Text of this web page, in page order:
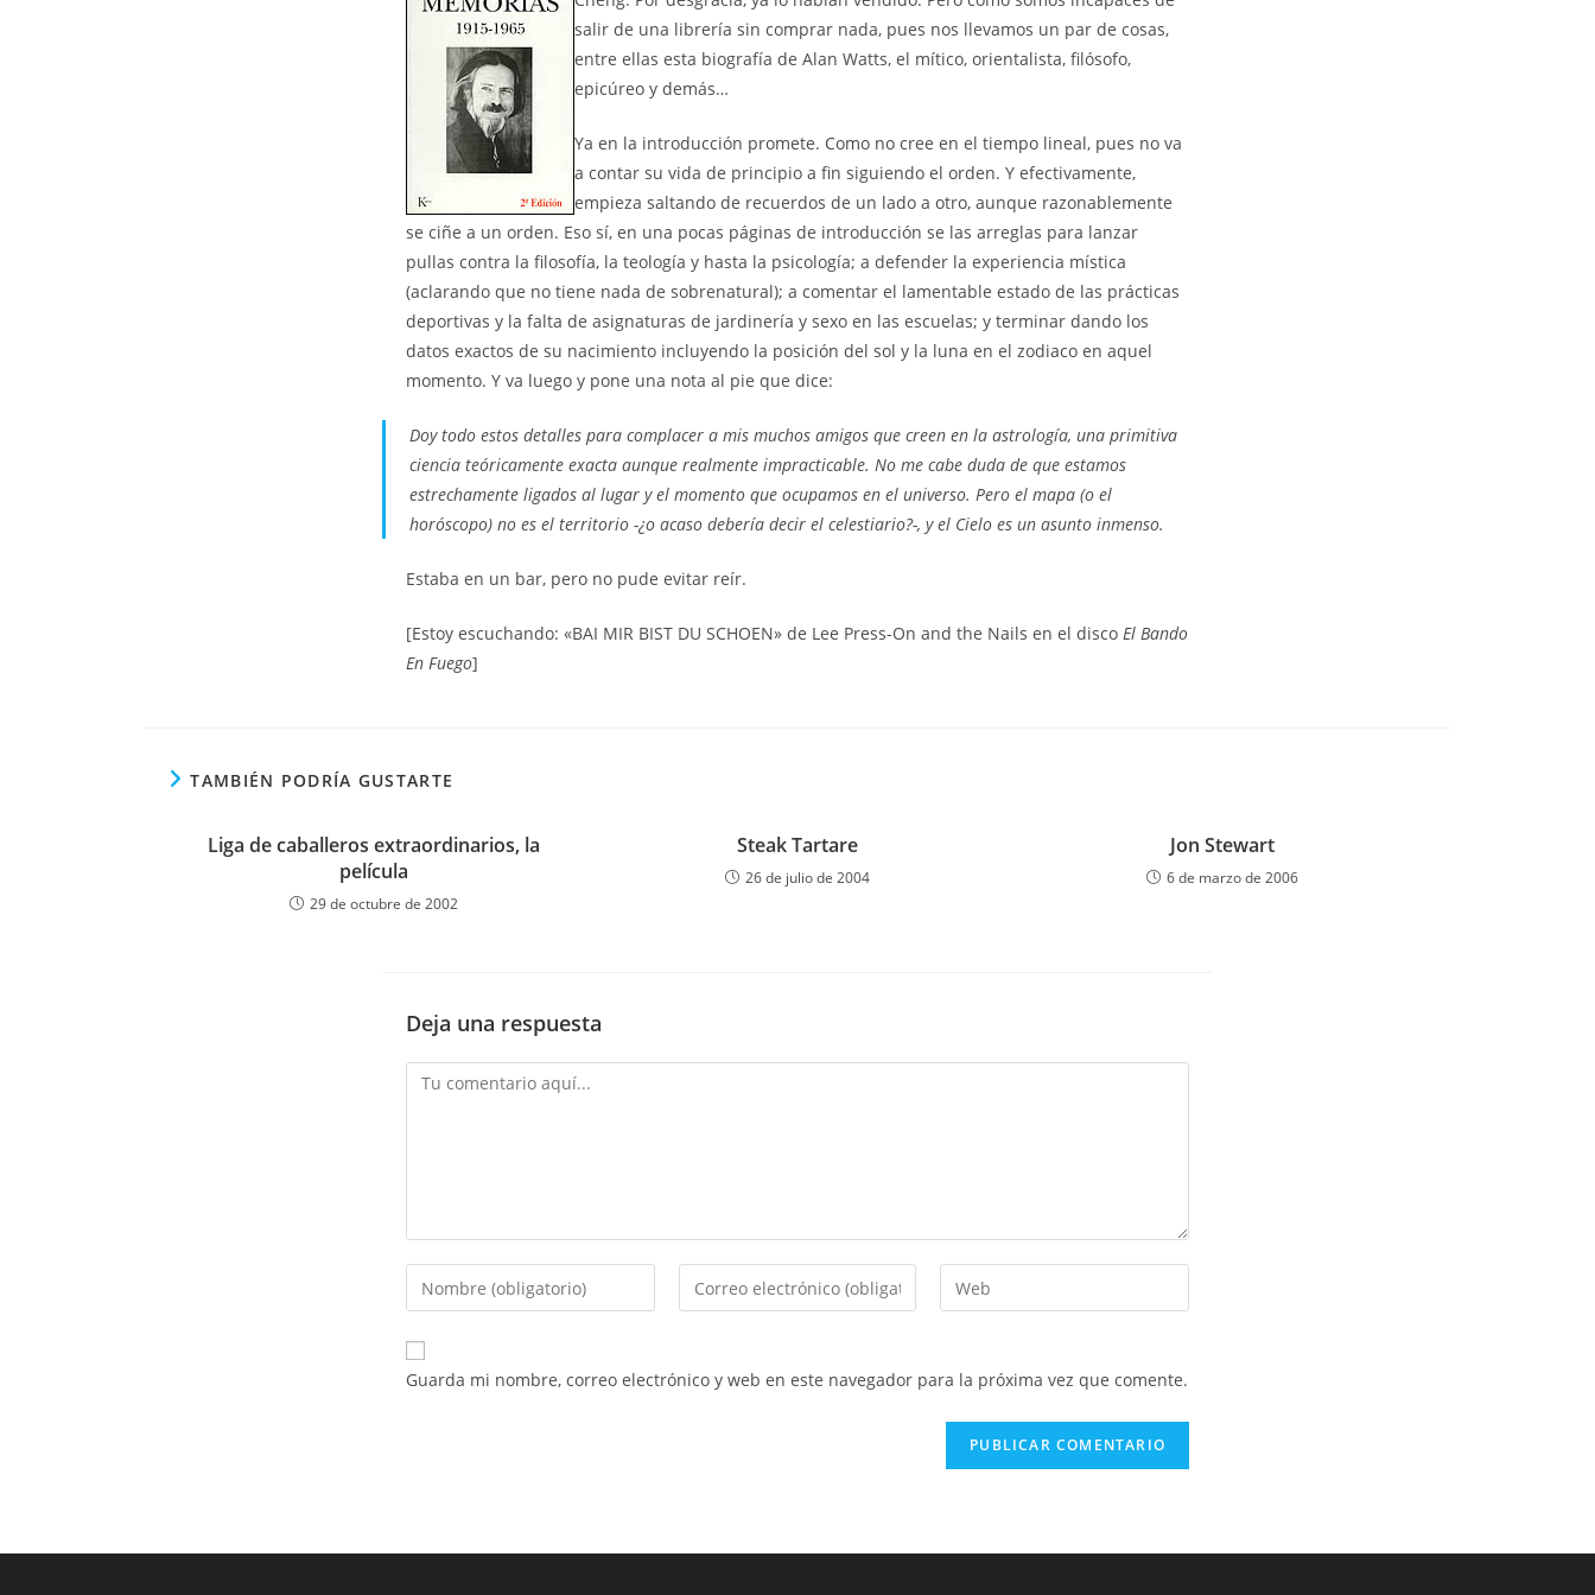
salir de una librería sin comprar nada, pues nos llevamos un par de cosas,
entre ellas esta biografía de Alan Watts, el mítico, orientalista, filósofo,
epicúreo y demás…
Ya en la introducción promete. Como no cree en el tiempo lineal, pues no va
a contar su vida de principio a fin siguiendo el orden. Y efectivamente,
empieza saltando de recuerdos de un lado a otro, aunque razonablemente
se ciñe a un orden. Eso sí, en una pocas páginas de introducción se las arreglas para lanzar
pullas contra la filosofía, la teología y hasta la psicología; a defender la experiencia mística
(aclarando que no tiene nada de sobrenatural); a comentar el lamentable estado de las prácticas
deportivas y la falta de asignaturas de jardinería y sexo en las escuelas; y terminar dando los
datos exactos de su nacimiento incluyendo la posición del sol y la luna en el zodiaco en aquel
momento. Y va luego y pone una nota al pie que dice:
Doy todo estos detalles para complacer a mis muchos amigos que creen en la astrología, una primitiva
ciencia teóricamente exacta aunque realmente impracticable. No me cabe duda de que estamos
estrechamente ligados al lugar y el momento que ocupamos en el universo. Pero el mapa (o el
horóscopo) no es el territorio -¿o acaso debería decir el celestiario?-, y el Cielo es un asunto inmenso.
Estaba en un bar, pero no pude evitar reír.
[Estoy escuchando: «BAI MIR BIST DU SCHOEN» de Lee Press-On and the Nails en el disco El Bando
En Fuego]
TAMBIÉN PODRÍA GUSTARTE
Liga de caballeros extraordinarios, la
película
29 de octubre de 2002
Steak Tartare
26 de julio de 2004
Jon Stewart
6 de marzo de 2006
Deja una respuesta
Comentario
Introduce
tu
nombre
o
Introduce
tu
correo
Introduce
la
web
(opcional)
Guarda mi nombre, correo electrónico y web en este navegador para la próxima vez que comente.